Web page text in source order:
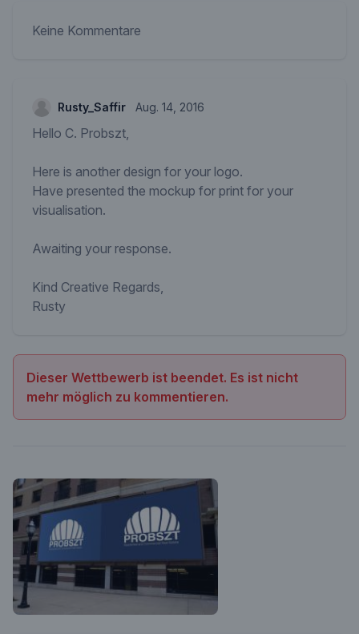
Keine Kommentare
Rusty_Saffir Aug. 14, 2016
Hello C. Probszt,
Here is another design for your logo.
Have presented the mockup for print for your
visualisation.
Awaiting your response.
Kind Creative Regards,
Rusty
Dieser Wettbewerb ist beendet. Es ist nicht
mehr möglich zu kommentieren.